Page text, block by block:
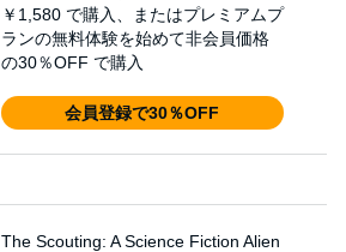
￥1,580 で購入、またはプレミアムプ
ランの無料体験を始めて非会員価格
の30％OFF で購入
会員登録で30％OFF
The Scouting: A Science Fiction Alien